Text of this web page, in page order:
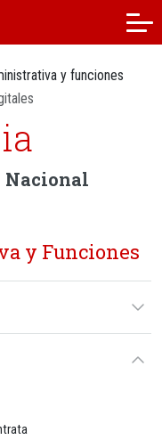
y funciones
Nacional
y Funciones